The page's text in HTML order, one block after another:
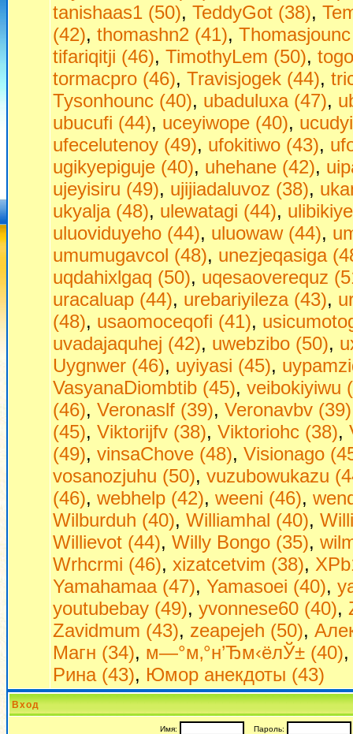
tanishaas1 (50), TeddyGot (38),
(42), thomashn2 (41),
tifariqitji (46), TimothyLem (50),
tormacpro (46), Travisjogek (44),
Tysonhounc (40), ubaduluxa (47),
ubucufi (44), uceyiwope (40),
ufecelutenoy (49), ufokitiwo (43),
ugikyepiguje (40), uhehane (42),
ujeyisiru (49), ujijiadaluvoz (38),
ukyalja (48), ulewatagi (44),
uluoviduyeho (44), uluowaw (44),
umumugavcol (48), unezjeqasiga
uqdahixlgaq (50), uqesaoverequz
uracaluap (44), urebariyileza (43),
(48), usaomoceqofi (41),
uvadajaquhej (42), uwebzibo (50),
Uygnwer (46), uyiyasi (45),
VasyanaDiombtib (45), veibokiyiwu
(46), Veronaslf (39), Veronavbv (39)
(45), Viktorijfv (38), Viktoriohc (38),
(49), vinsaChove (48), Visionago
vosanozjuhu (50), vuzubowukazu
(46), webhelp (42), weeni (46),
Wilburduh (40), Williamhal (40),
Willievot (44), Willy Bongo (35),
Wrhcrmi (46), xizatcetvim (38),
Yamahamaa (47), Yamasoei (40),
youtubebay (49), yvonnese60 (40),
Zavidmum (43), zeapejeh (50),
Магн (34), м—°м‚°н’Ђм‹ёлЎ± (40)
Рина (43), Юмор анекдоты (43)
Вход
Имя: Пароль: